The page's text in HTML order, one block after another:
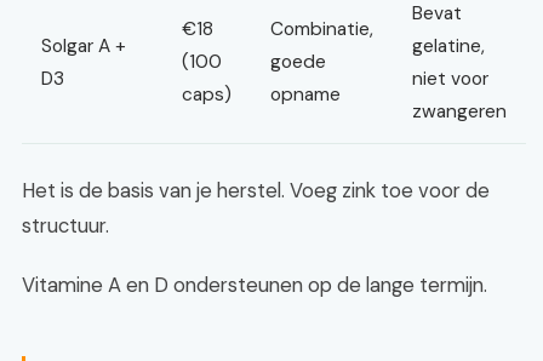
Solgar A +
D3
€18
(100
caps)
Combinatie,
goede
opname
Bevat
gelatine,
niet voor
zwangeren
Het is de basis van je herstel. Voeg zink toe voor de
structuur.
Vitamine A en D ondersteunen op de lange termijn.